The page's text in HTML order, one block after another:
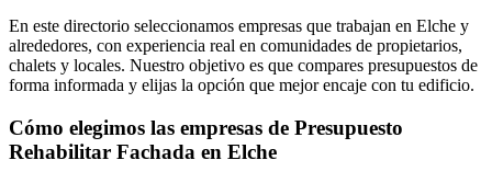
En este directorio seleccionamos empresas que trabajan en Elche y
alrededores, con experiencia real en comunidades de propietarios,
chalets y locales. Nuestro objetivo es que compares presupuestos de
forma informada y elijas la opción que mejor encaje con tu edificio.
Cómo elegimos las empresas de Presupuesto
Rehabilitar Fachada en Elche